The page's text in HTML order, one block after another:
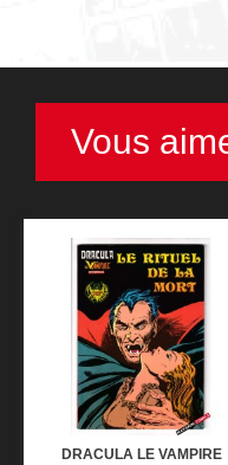
Vous
DRACULA LE VAMPIRE